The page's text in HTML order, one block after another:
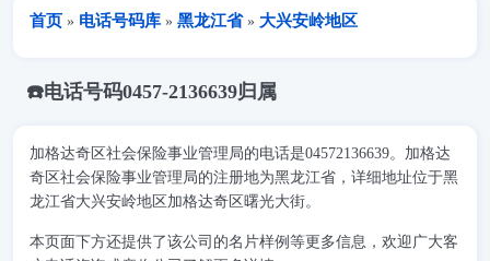
当前位置
首页 » 电话号码库 » 黑龙江省 » 大兴安岭地区
☎️电话号码0457-2136639归属
加格达奇区社会保险事业管理局的电话是04572136639。加格达
奇区社会保险事业管理局的注册地为黑龙江省，详细地址位于黑
龙江省大兴安岭地区加格达奇区曙光大街。
本页面下方还提供了该公司的名片样例等更多信息，欢迎广大客